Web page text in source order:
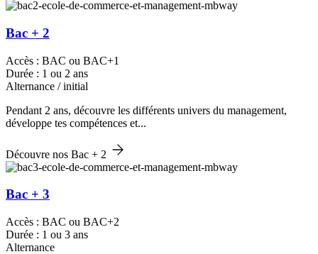
Bac + 2
Accès : BAC ou BAC+1
Durée : 1 ou 2 ans
Alternance / initial
Pendant 2 ans, découvre les différents univers du management,
développe tes compétences et...
Découvre nos Bac + 2
Bac + 3
Accès : BAC ou BAC+2
Durée : 1 ou 3 ans
Alternance